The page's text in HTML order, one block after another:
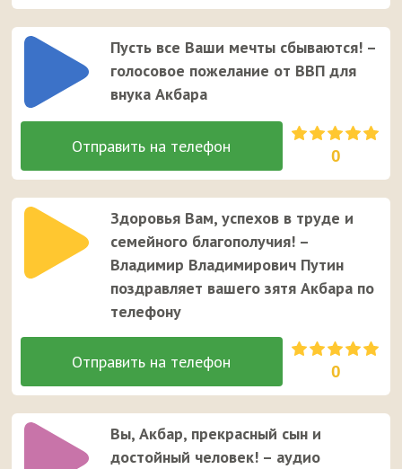
Пусть все Ваши мечты сбываются! –
голосовое пожелание от ВВП для
внука Акбара
0
Здоровья Вам, успехов в труде и
семейного благополучия! –
Владимир Владимирович Путин
поздравляет вашего зятя Акбара по
телефону
0
Вы, Акбар, прекрасный сын и
достойный человек! – аудио